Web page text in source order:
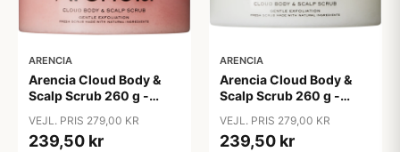
ARENCIA
Arencia Cloud Body &
Scalp Scrub 260 g -
VEJL. PRIS 279,00 KR
239,50 kr
ARENCIA
Arencia Cloud Body &
Scalp Scrub 260 g -
VEJL. PRIS 279,00 KR
239,50 kr